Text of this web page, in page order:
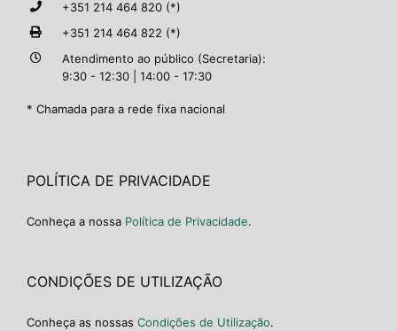
+351 214 464 820 (*)
+351 214 464 822 (*)
Atendimento ao público (Secretaria):
9:30 - 12:30 | 14:00 - 17:30
* Chamada para a rede fixa nacional
POLÍTICA DE PRIVACIDADE
Conheça a nossa Política de Privacidade.
CONDIÇÕES DE UTILIZAÇÃO
Conheça as nossas Condições de Utilização.